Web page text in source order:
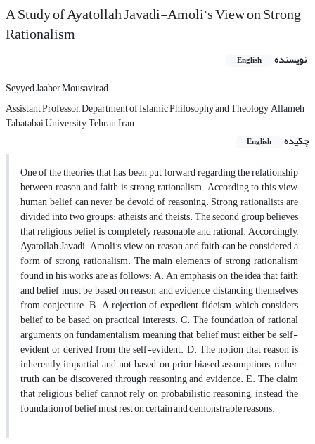
A Study of Ayatollah Javadi-Amoli’s View on Strong
Rationalism
نویسنده English
Seyyed Jaaber Mousavirad
Assistant Professor, Department of Islamic Philosophy and Theology, Allameh
Tabatabai University, Tehran, Iran
چکیده
English
One of the theories that has been put forward regarding the relationship
between reason and faith is strong rationalism. According to this view,
human belief can never be devoid of reasoning. Strong rationalists are
divided into two groups: atheists and theists. The second group believes
that religious belief is completely reasonable and rational. Accordingly,
Ayatollah Javadi-Amoli’s view on reason and faith can be considered a
form of strong rationalism. The main elements of strong rationalism
found in his works are as follows: A. An emphasis on the idea that faith
and belief must be based on reason and evidence, distancing themselves
from conjecture. B. A rejection of expedient fideism, which considers
belief to be based on practical interests. C. The foundation of rational
arguments on fundamentalism, meaning that belief must either be self-
evident or derived from the self-evident. D. The notion that reason is
inherently impartial and not based on prior biased assumptions; rather,
truth can be discovered through reasoning and evidence. E. The claim
that religious belief cannot rely on probabilistic reasoning; instead, the
foundation of belief must rest on certain and demonstrable reasons.